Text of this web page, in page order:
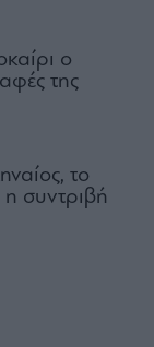
ο
της
το
συντριβή